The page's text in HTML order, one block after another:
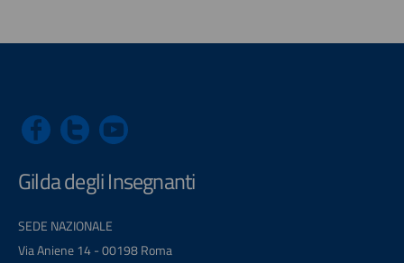
Gilda degli Insegnanti
SEDE NAZIONALE
Via Aniene 14 - 00198 Roma